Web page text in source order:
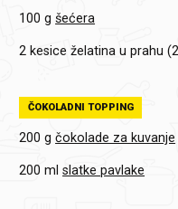
100 g šećera
2 kesice želatina u prahu
ČOKOLADNI TOPPING
200 g čokolade za kuvanje
200 ml slatke pavlake